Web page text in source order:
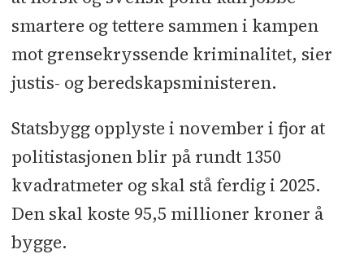
smartere og tettere sammen i kampen
mot grensekryssende kriminalitet, sier
justis- og beredskapsministeren.
Statsbygg opplyste i november i fjor at
politistasjonen blir på rundt 1350
kvadratmeter og skal stå ferdig i 2025.
Den skal koste 95,5 millioner kroner å
bygge.